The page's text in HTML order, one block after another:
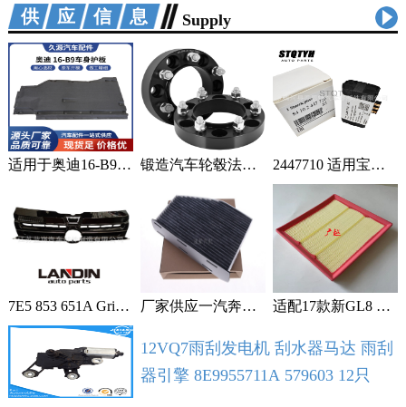
供应信息 Supply
适用于奥迪16-B9车身汽车配件一站式供应品质可靠车身护板可定制 2套 锻造汽车轮毂法兰盘加宽偏距垫片适用丰田霸道普拉多黑色阳极氧化 1只 2447710 适用宝马蓄电池紧急电池 84102447710 84109361678 1个
7E5 853 651A Grille With Chrome For VW T5 T6 2009-2015 1个 厂家供应一汽奔腾B30空调滤芯空调格空调滤清器 1个 适配17款新GL8 2.0T 2.5L空滤 空气滤芯 滤清器 空气格 5个
12VQ7雨刮发电机 刮水器马达 雨刮
器引擎 8E9955711A 579603 12只